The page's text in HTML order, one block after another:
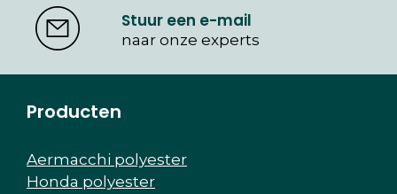
Stuur een e-mail
naar onze experts
Producten
Aermacchi polyester
Honda polyester